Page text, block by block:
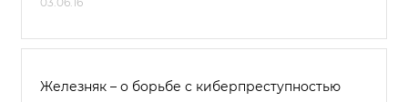
Железняк – о борьбе с киберпреступностью